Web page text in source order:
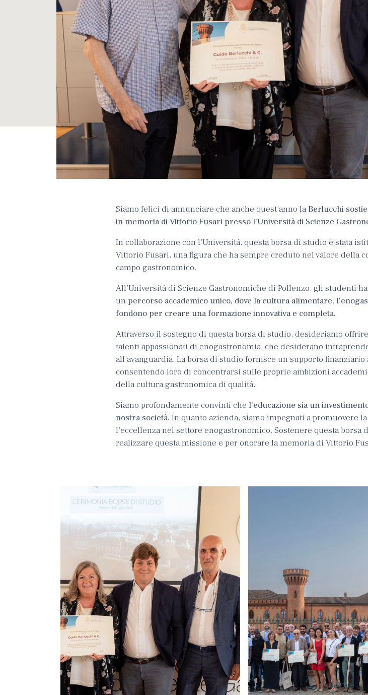
Siamo felici di annunciare che anche quest’anno laBerlucchi
in memoria di Vittorio Fusari presso l’Università di Scienze
In collaborazione con l’Università, questa borsa di studio è stata
Vittorio Fusari, una figura che ha sempre creduto nel valore della
campo gastronomico.
All’Università di Scienze Gastronomiche di Pollenzo, gli studenti
un percorso accademico unico, dove la cultura alimentare,
fondono per creare una formazione innovativa e completa.
Attraverso il sostegno di questa borsa di studio, desideriamo
talenti appassionati di enogastronomia, che desiderano
all’avanguardia. La borsa di studio fornisce un supporto
consentendo loro di concentrarsi sulle proprie ambizioni
della cultura gastronomica di qualità.
Siamo profondamente convinti che l’educazione sia un
nostra società. In quanto azienda, siamo impegnati a promuovere
l’eccellenza nel settore enogastronomico. Sostenere questa
realizzare questa missione e per onorare la memoria di Vittorio